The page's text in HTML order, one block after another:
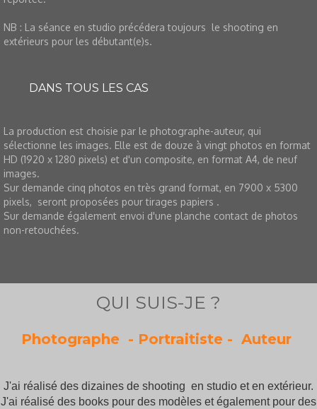
NB : La séance en studio précédera toujours le shooting en
extérieurs pour les débutant(e)s.
DANS TOUS LES CAS
La production est choisie par le photographe-auteur, qui
sélectionne les images. Elle est de douze à vingt photos en format
HD (1920 x 1280 pixels) et d'un composite, en format A4, de neuf
images.
Sur demande cinq photos en très grand format, en 7900 x 5300
pixels, seront proposées pour tirages papiers .
Sur demande également envoi d'une planche contact de photos
non-retouchées.
QUI SUIS-JE ?
Photographe - Portraitiste - Auteur
J'ai réalisé des dizaines de shooting en studio et en extérieur.
J'ai réalisé des books pour des modèles et également pour des